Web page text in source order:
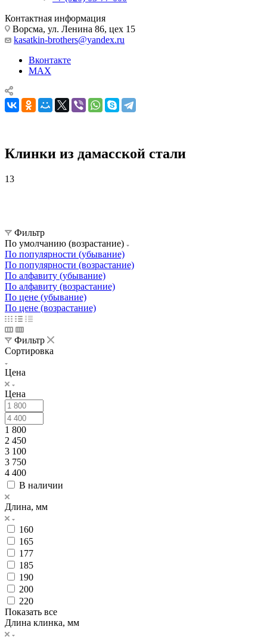
Контактная информация
Ворсма, ул. Ленина 86, цех 15
kasatkin-brothers@yandex.ru
Вконтакте
MAX
Клинки из дамасской стали
13
Фильтр
По умолчанию (возрастание)
По популярности (убывание)
По популярности (возрастание)
По алфавиту (убывание)
По алфавиту (возрастание)
По цене (убывание)
По цене (возрастание)
Фильтр
Сортировка
Цена
Цена
1 800
2 450
3 100
3 750
4 400
В наличии
Длина, мм
160
165
177
185
190
200
220
Показать все
Длина клинка, мм